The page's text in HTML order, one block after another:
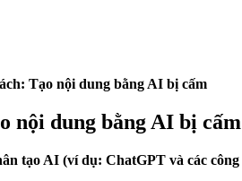
Tạo nội dung bằng AI bị cấm
nội dung bằng AI bị cấm
tạo AI (ví dụ: ChatGPT và các